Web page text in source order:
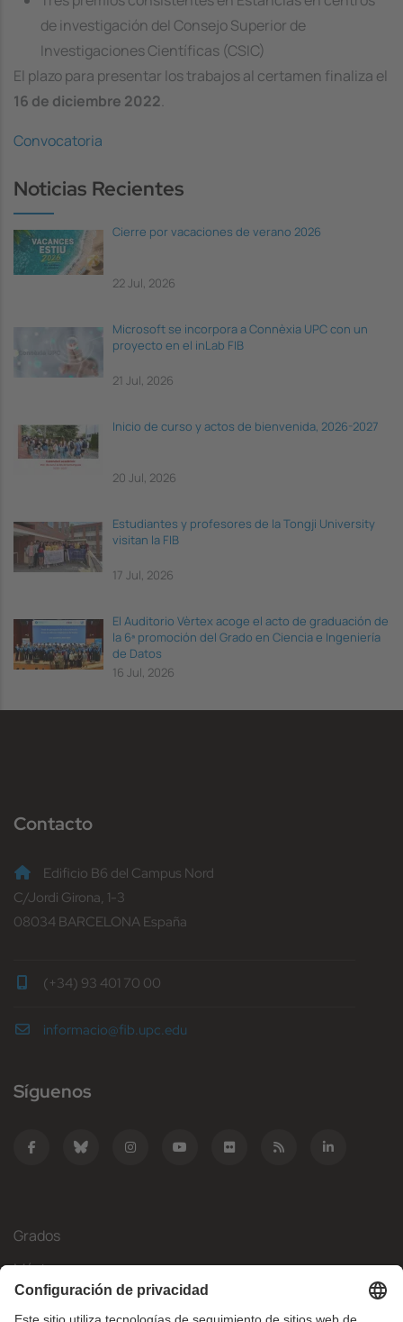
de investigación del Consejo Superior de
Investigaciones Científicas (CSIC)
El plazo para presentar los trabajos al certamen finaliza el
16 de diciembre 2022.
Convocatoria
Noticias Recientes
Cierre por vacaciones de verano 2026
22 Jul, 2026
Microsoft se incorpora a Connèxia UPC con un
proyecto en el inLab FIB
21 Jul, 2026
Inicio de curso y actos de bienvenida, 2026-2027
20 Jul, 2026
Estudiantes y profesores de la Tongji University
visitan la FIB
17 Jul, 2026
El Auditorio Vèrtex acoge el acto de graduación de
la 6ª promoción del Grado en Ciencia e Ingeniería
de Datos
16 Jul, 2026
Contacto
Edificio B6 del Campus Nord
C/Jordi Girona, 1-3
08034 BARCELONA España
(+34) 93 401 70 00
informacio@fib.upc.edu
Síguenos
Grados
Másteres
Movilidad Internacional